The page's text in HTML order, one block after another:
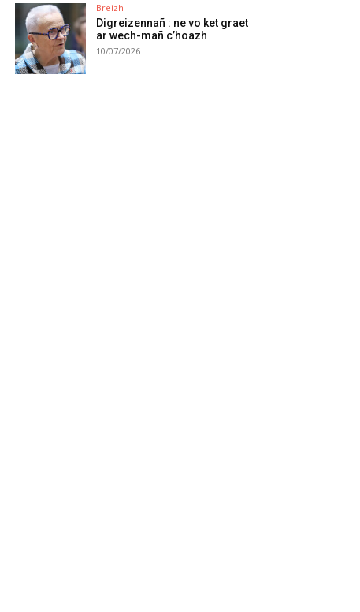
Breizh
Digreizennañ : ne vo ket graet
ar wech-mañ c’hoazh
10/07/2026